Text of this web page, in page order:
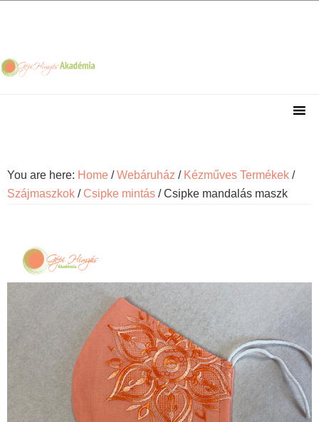
navigation
content
sidebar
You are here: Home / Webáruház / Kézműves Termékek /
Szájmaszkok / Csipke mintás / Csipke mandalás maszk